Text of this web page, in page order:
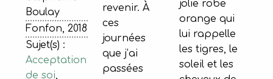
Boulay
Fonfon, 2018
Sujet(s) :
Acceptation
de soi,
revenir. À
ces
journées
que j’ai
passées
jolie robe
orange qui
lui rappelle
les tigres, le
soleil et les